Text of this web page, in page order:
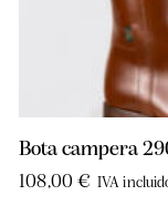
Bota campera
108,00 € IVA